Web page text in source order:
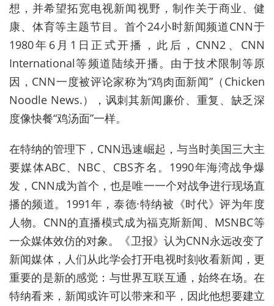
想，并希望拓宽电视新闻视野，制作关于商业、健
康、体育等主题节目。首个24小时新闻频道CNN于
1980年6月1日正式开播，此后，CNN2、CNN
International等频道陆续开播。由于技术限制等原
因，CNN一度被评论家称为“鸡肉面新闻”（Chicken
Noodle News.），讽刺其新闻廉价、重复、缺乏深
度像快餐“鸡汤面”一样。
在特纳的管理下，CNN迅速崛起，与当时美国三大主
要媒体ABC、NBC、CBS齐名。1990年海湾战争爆
发，CNN成为首个，也是唯一一个对战争进行现场直
播的频道。1991年，泰德·特纳被《时代》评为年度
人物。CNN的直播模式成为福克斯新闻、MSNBC等
一众媒体效仿的对象。《卫报》认为CNN永远改变了
新闻媒体，人们从此学会打开电视时刻收看新闻，更
重要的是新的感觉：与世界互联互通，始终在场。在
特纳看来，新闻或许可以带来和平，因此他想要建立